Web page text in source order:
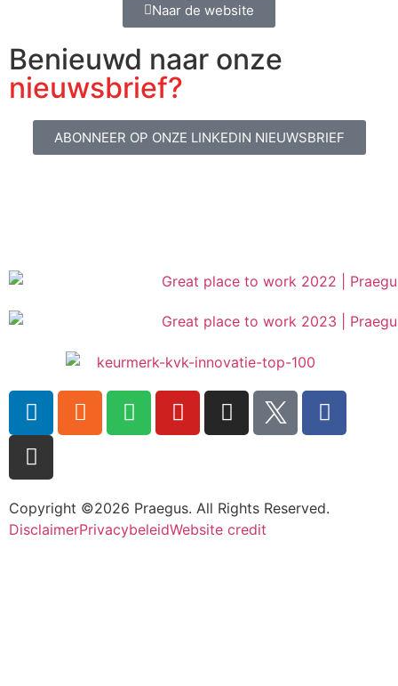
Naar de website
Benieuwd naar onze
nieuwsbrief?
ABONNEER OP ONZE LINKEDIN NIEUWSBRIEF
Copyright ©2026 Praegus. All Rights Reserved.
DisclaimerPrivacybeleidWebsite credit